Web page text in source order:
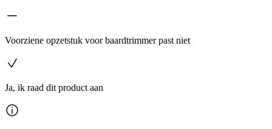
Voorziene opzetstuk voor baardtrimmer past niet
Ja, ik raad dit product aan